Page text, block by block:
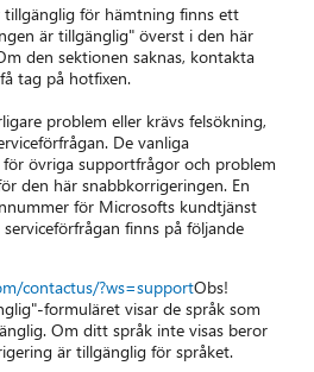
för hämtning finns ett
är tillgänglig" överst i den här
den sektionen saknas, kontakta
tag på hotfixen.
problem eller krävs felsökning,
De vanliga
övriga supportfrågor och problem
den här snabbkorrigeringen. En
för Microsofts kundtjänst
finns på följande
contactus/?ws=supportObs!
formuläret visar de språk som
Om ditt språk inte visas beror
är tillgänglig för språket.